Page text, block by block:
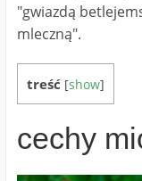
"gwiazdą
mleczną".
treść [show]
cechy